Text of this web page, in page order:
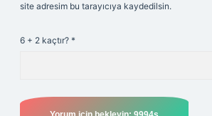
site adresim bu tarayıcıya kaydedilsin.
6 + 2 kaçtır? *